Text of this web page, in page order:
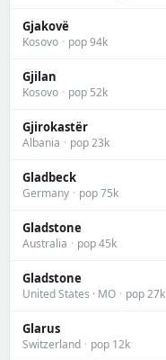
Gjakovë
Kosovo · pop 94k
Gjilan
Kosovo · pop 52k
Gjirokastër
Albania · pop 23k
Gladbeck
Germany · pop 75k
Gladstone
Australia · pop 45k
Gladstone
United States · MO · pop 27k
Glarus
Switzerland · pop 12k